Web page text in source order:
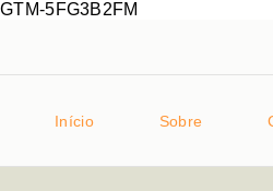
GTM-5FG3B2FM
Início Sobre